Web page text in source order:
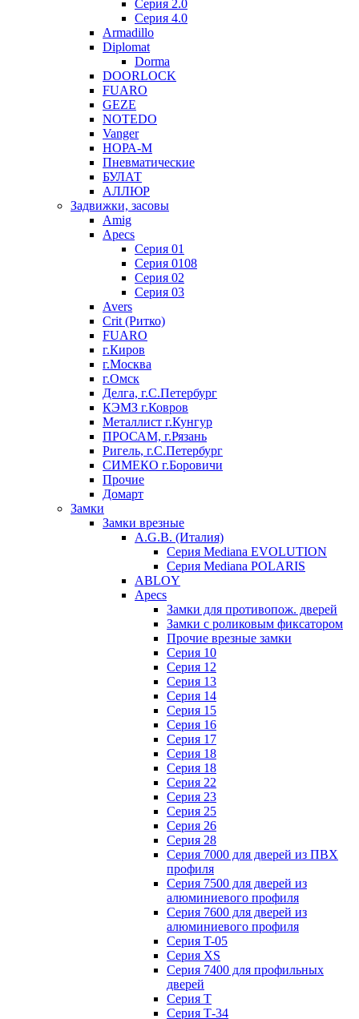
Серия 2.0
Серия 4.0
Armadillo
Diplomat
Dorma
DOORLOCK
FUARO
GEZE
NOTEDO
Vanger
НОРА-М
Пневматические
БУЛАТ
АЛЛЮР
Задвижки, засовы
Amig
Apecs
Серия 01
Серия 0108
Серия 02
Серия 03
Avers
Crit (Ритко)
FUARO
г.Киров
г.Москва
г.Омск
Делга, г.С.Петербург
КЭМЗ г.Ковров
Металлист г.Кунгур
ПРОСАМ, г.Рязань
Ригель, г.С.Петербург
СИМЕКО г.Боровичи
Прочие
Домарт
Замки
Замки врезные
A.G.B. (Италия)
Серия Mediana EVOLUTION
Серия Mediana POLARIS
ABLOY
Apecs
Замки для противопож. дверей
Замки с роликовым фиксатором
Прочие врезные замки
Серия 10
Серия 12
Серия 13
Серия 14
Серия 15
Серия 16
Серия 17
Серия 18
Серия 18
Серия 22
Серия 23
Серия 25
Серия 26
Серия 28
Серия 7000 для дверей из ПВХ
профиля
Серия 7500 для дверей из
алюминиевого профиля
Серия 7600 для дверей из
алюминиевого профиля
Серия T-05
Серия XS
Серия 7400 для профильных
дверей
Серия Т
Серия Т-34